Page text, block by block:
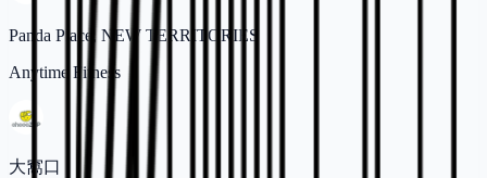
Panda Place, NEW TERRITORIES
Anytime Fitness
大窩口